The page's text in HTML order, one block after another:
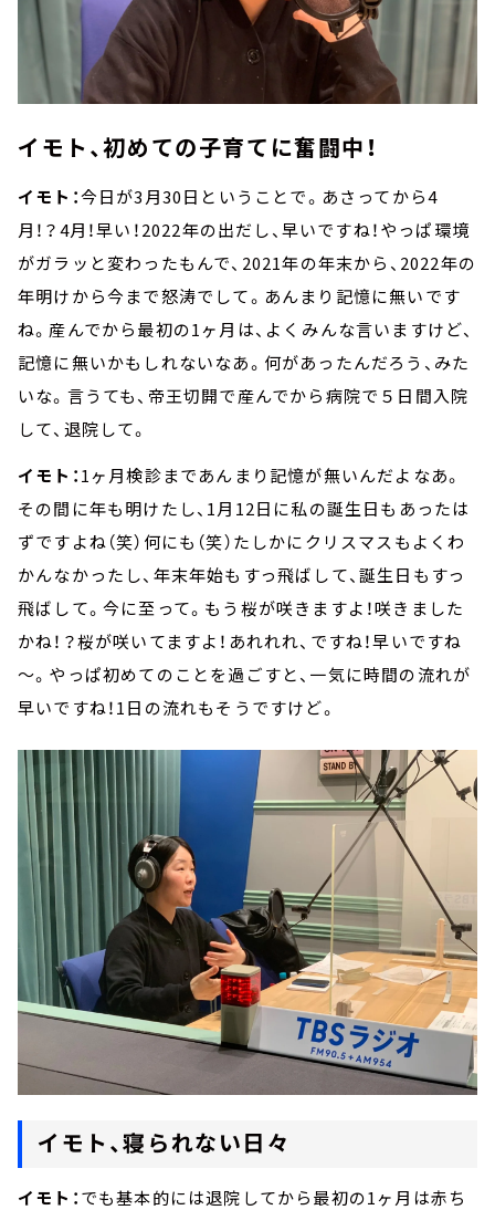
イモト、初めての子育てに奮闘中！
イモト：今日が3月30日ということで。あさってから4
月！？4月！早い！2022年の出だし、早いですね！やっぱ環境
がガラッと変わったもんで、2021年の年末から、2022年の
年明けから今まで怒涛でして。あんまり記憶に無いです
ね。産んでから最初の1ヶ月は、よくみんな言いますけど、
記憶に無いかもしれないなあ。何があったんだろう、みた
いな。言うても、帝王切開で産んでから病院で５日間入院
して、退院して。
イモト：1ヶ月検診まであんまり記憶が無いんだよなあ。
その間に年も明けたし、1月12日に私の誕生日もあったは
ずですよね（笑）何にも（笑）たしかにクリスマスもよくわ
かんなかったし、年末年始もすっ飛ばして、誕生日もすっ
飛ばして。今に至って。もう桜が咲きますよ！咲きました
かね！？桜が咲いてますよ！あれれれ、ですね！早いですね
～。やっぱ初めてのことを過ごすと、一気に時間の流れが
早いですね！1日の流れもそうですけど。
イモト、寝られない日々
イモト：でも基本的には退院してから最初の1ヶ月は赤ち